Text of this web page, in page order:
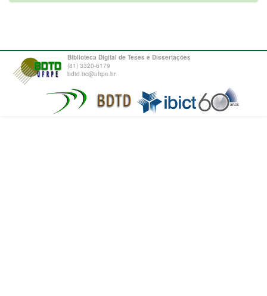
Biblioteca Digital de Teses e Dissertações
(81) 3320-6179
bdtd.bc@ufrpe.br